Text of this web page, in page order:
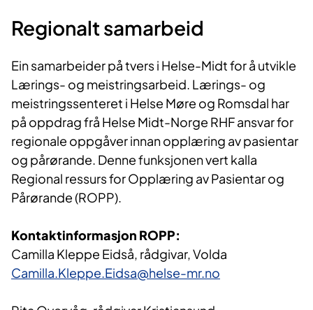
Regionalt samarbeid
Ein samarbeider på tvers i Helse-Midt for å utvikle
Lærings- og meistringsarbeid. Lærings- og
meistringssenteret i Helse Møre og Romsdal har
på oppdrag frå Helse Midt-Norge RHF ansvar for
regionale oppgåver innan opplæring av pasientar
og pårørande. Denne funksjonen vert kalla
Regional ressurs for Opplæring av Pasientar og
Pårørande (ROPP).
Kontaktinformasjon ROPP:
Camilla Kleppe Eidså, rådgivar, Volda
Camilla.Kleppe.Eidsa@hel​se-mr.no